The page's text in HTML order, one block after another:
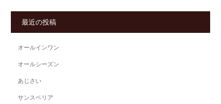
最近の投稿
オールインワン
オールシーズン
あじさい
サンスベリア